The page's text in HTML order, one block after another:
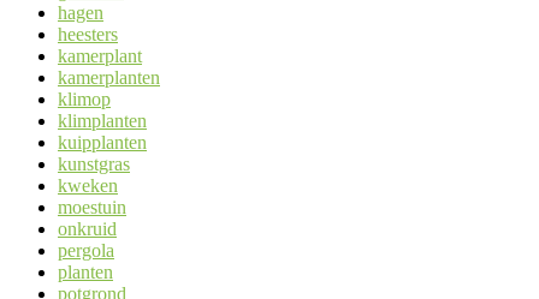
hagen
heesters
kamerplant
kamerplanten
klimop
klimplanten
kuipplanten
kunstgras
kweken
moestuin
onkruid
pergola
planten
potgrond